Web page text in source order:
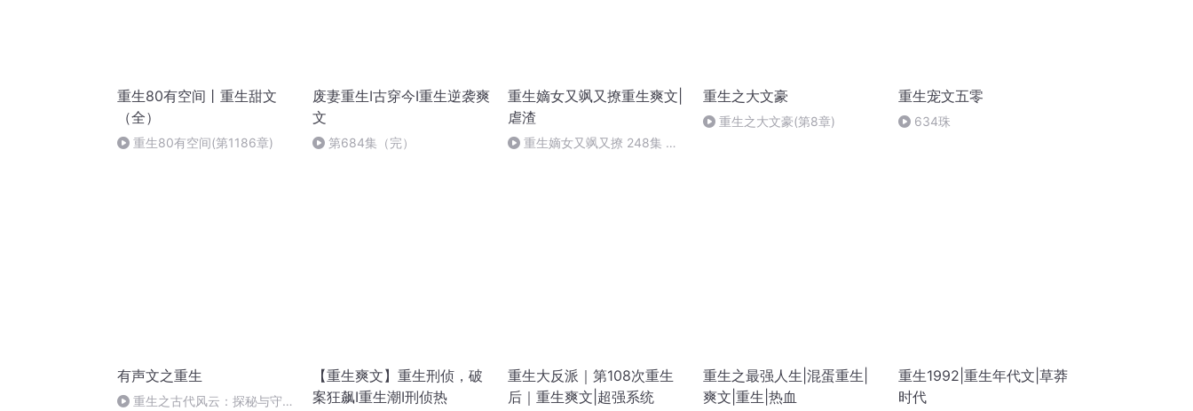
重生80有空间丨重生甜文
（全）
重生80有空间(第1186章)
废妻重生I古穿今I重生逆袭爽
文
第684集（完）
重生嫡女又飒又撩重生爽文|
虐渣
重生嫡女又飒又撩 248集 皇
重生之大文豪
重生之大文豪(第8章)
重生宠文五零
634珠
有声文之重生
重生之古代风云：探秘与守护
【重生爽文】重生刑侦，破
案狂飙I重生潮I刑侦热
重生大反派｜第108次重生
后｜重生爽文|超强系统
重生之最强人生|混蛋重生|
爽文|重生|热血
重生1992|重生年代文|草莽
时代